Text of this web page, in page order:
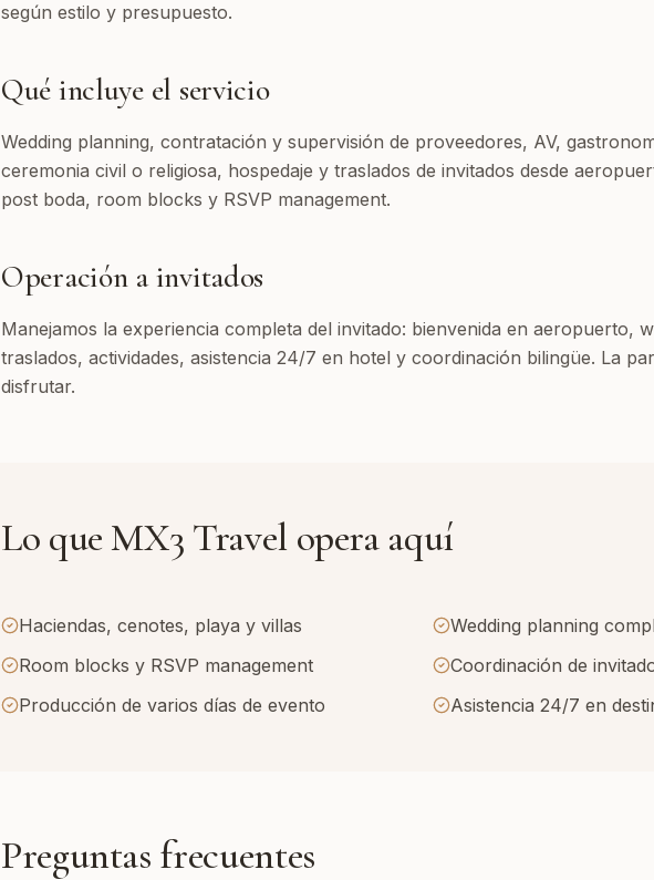
según estilo y presupuesto.
Qué incluye el servicio
Wedding planning, contratación y supervisión de proveedores, AV,
ceremonia civil o religiosa, hospedaje y traslados de invitados desde
post boda, room blocks y RSVP management.
Operación a invitados
Manejamos la experiencia completa del invitado: bienvenida en aeropuerto,
traslados, actividades, asistencia 24/7 en hotel y coordinación bilingüe. La
disfrutar.
Lo que MX3 Travel opera aquí
Haciendas, cenotes, playa y villas
Wedding planning
Room blocks y RSVP management
Coordinación de
Producción de varios días de evento
Asistencia 24/7 en
Preguntas frecuentes